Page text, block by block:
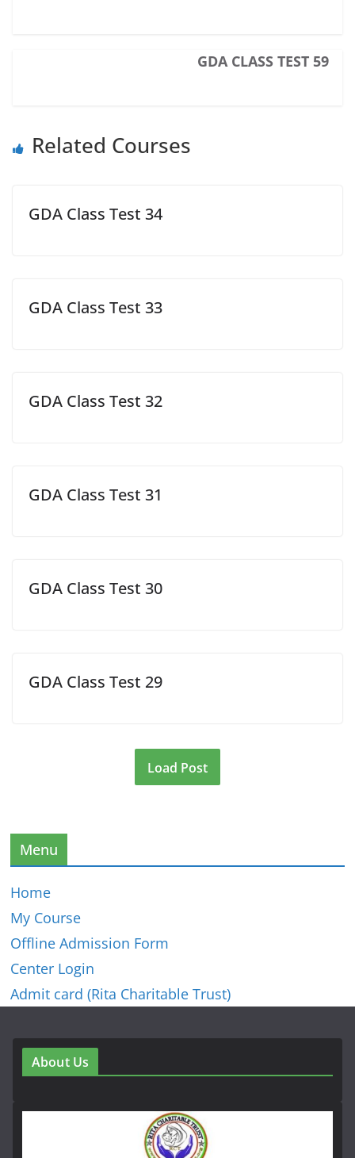
GDA CLASS TEST 59
Related Courses
GDA Class Test 34
GDA Class Test 33
GDA Class Test 32
GDA Class Test 31
GDA Class Test 30
GDA Class Test 29
Load Post
Menu
Home
My Course
Offline Admission Form
Center Login
Admit card (Rita Charitable Trust)
About Us